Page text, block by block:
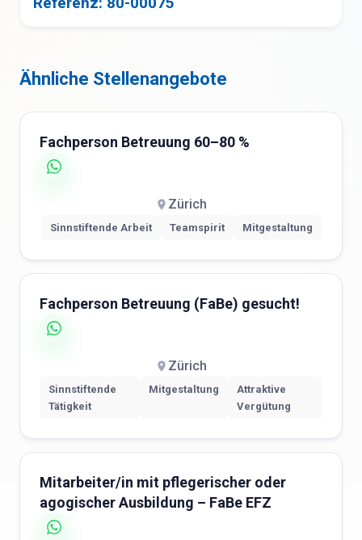
Ähnliche Stellenangebote
Fachperson Betreuung 60–80 %
Zürich
Sinnstiftende Arbeit Teamspirit Mitgestaltung
Fachperson Betreuung (FaBe) gesucht!
Zürich
Sinnstiftende
Tätigkeit
Mitgestaltung
Attraktive
Vergütung
Mitarbeiter/in mit pflegerischer oder
agogischer Ausbildung – FaBe EFZ